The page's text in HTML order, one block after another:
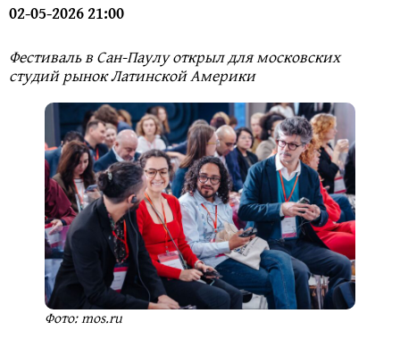
02-05-2026 21:00
Фестиваль в Сан-Паулу открыл для московских
студий рынок Латинской Америки
Фото: mos.ru